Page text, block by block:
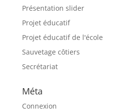
Présentation slider
Projet éducatif
Projet éducatif de l'école
Sauvetage côtiers
Secrétariat
Méta
Connexion